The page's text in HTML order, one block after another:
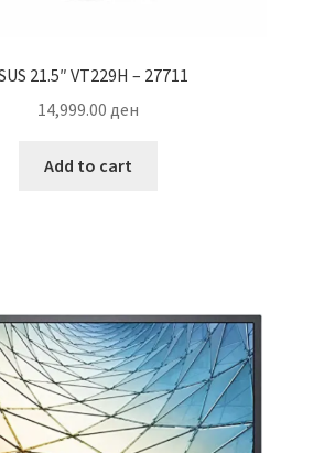
21.5″ VT229H – 27711
14,999.00 ден
Add to cart